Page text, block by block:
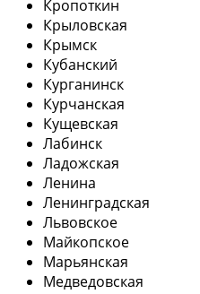
Кропоткин
Крыловская
Крымск
Кубанский
Курганинск
Курчанская
Кущевская
Лабинск
Ладожская
Ленина
Ленинградская
Львовское
Майкопское
Марьянская
Медведовская